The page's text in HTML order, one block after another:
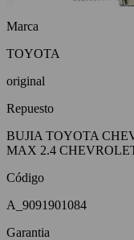
Marca
TOYOTA
original
Repuesto
BUJIA TOYOTA
MAX 2.4
Código
A_9091901084
Garantia